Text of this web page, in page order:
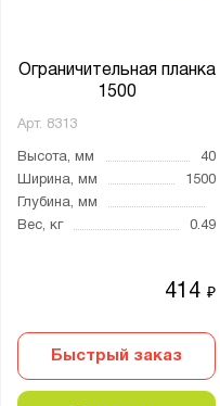
Ограничительная планка
1500
Арт. 8313
Высота, мм
40
Ширина, мм
1500
Глубина, мм
Вес, кг
0.49
414₽
Быстрый заказ
Светло-серый
Светло-серый
Особенности:
Пластик
Толщина стойки, мм: